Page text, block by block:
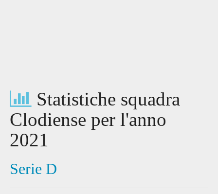
Statistiche squadra
Clodiense per l'anno
2021
Serie D